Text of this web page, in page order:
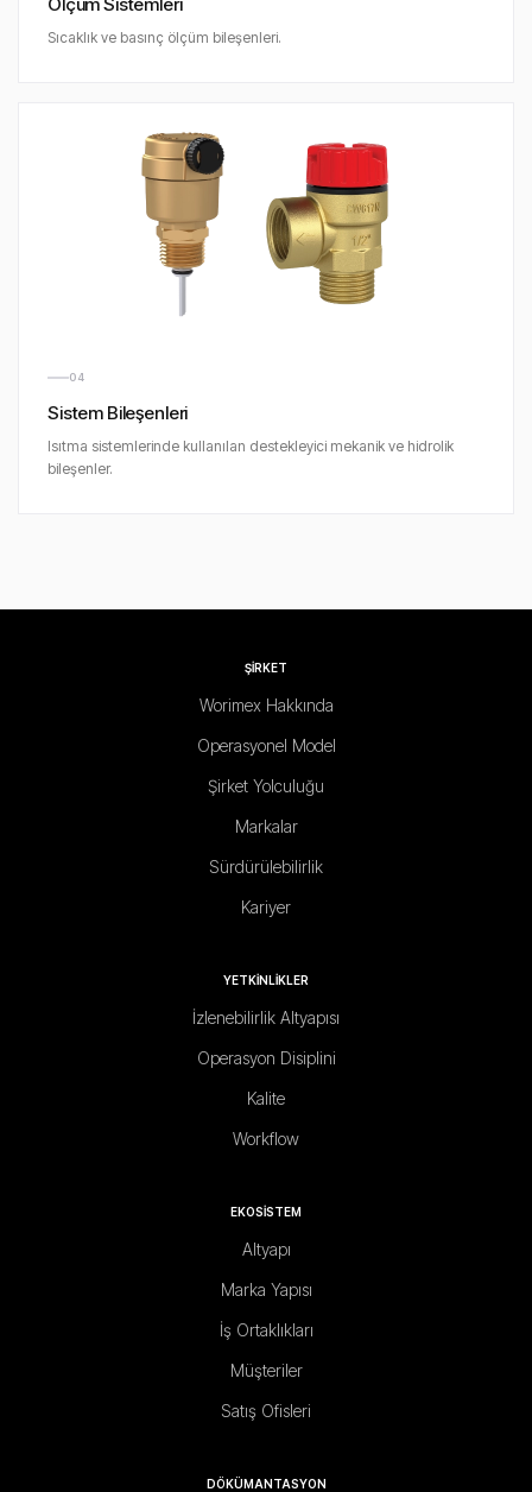
Sıcaklık ve basınç ölçüm bileşenleri.
04
Sistem Bileşenleri
Isıtma sistemlerinde kullanılan destekleyici mekanik ve hidrolik
bileşenler.
ŞİRKET
Worimex Hakkında
Operasyonel Model
Şirket Yolculuğu
Markalar
Sürdürülebilirlik
Kariyer
YETKİNLİKLER
İzlenebilirlik Altyapısı
Operasyon Disiplini
Kalite
Workflow
EKOSİSTEM
Altyapı
Marka Yapısı
İş Ortaklıkları
Müşteriler
Satış Ofisleri
DÖKÜMANTASYON